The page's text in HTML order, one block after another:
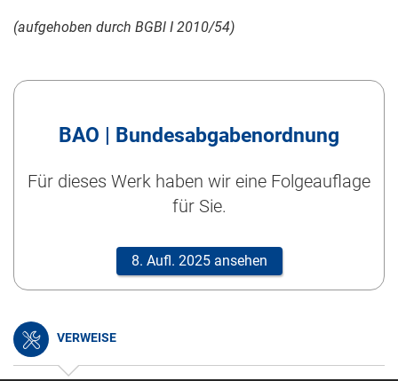
(aufgehoben durch BGBl I 2010/54)
BAO | Bundesabgabenordnung
Für dieses Werk haben wir eine Folgeauflage
für Sie.
8. Aufl. 2025 ansehen
VERWEISE